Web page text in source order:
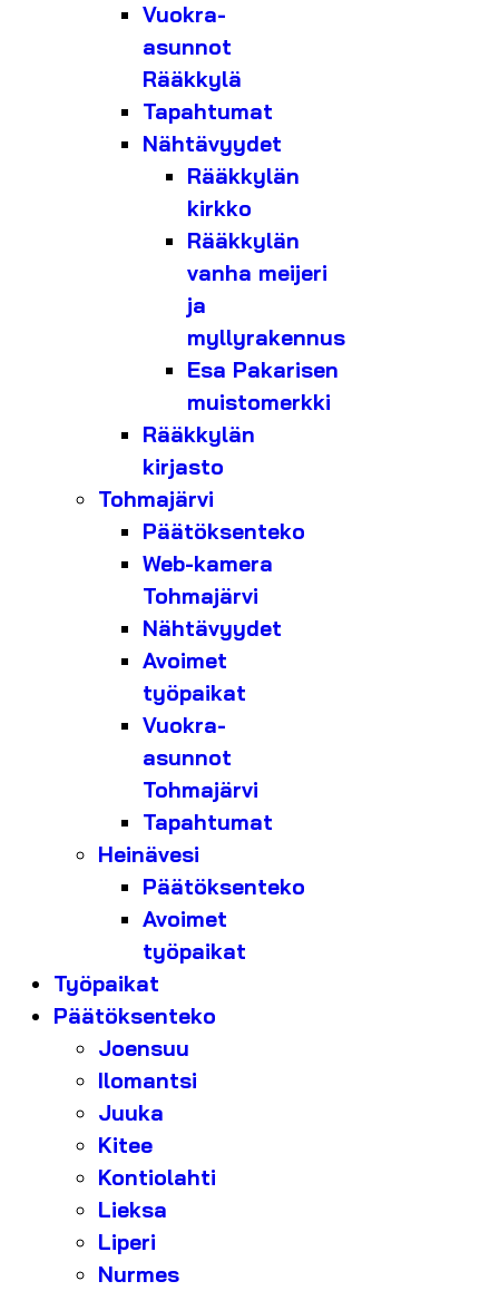
Vuokra-
asunnot
Rääkkylä
Tapahtumat
Nähtävyydet
Rääkkylän
kirkko
Rääkkylän
vanha meijeri
ja
myllyrakennus
Esa Pakarisen
muistomerkki
Rääkkylän
kirjasto
Tohmajärvi
Päätöksenteko
Web-kamera
Tohmajärvi
Nähtävyydet
Avoimet
työpaikat
Vuokra-
asunnot
Tohmajärvi
Tapahtumat
Heinävesi
Päätöksenteko
Avoimet
työpaikat
Työpaikat
Päätöksenteko
Joensuu
Ilomantsi
Juuka
Kitee
Kontiolahti
Lieksa
Liperi
Nurmes